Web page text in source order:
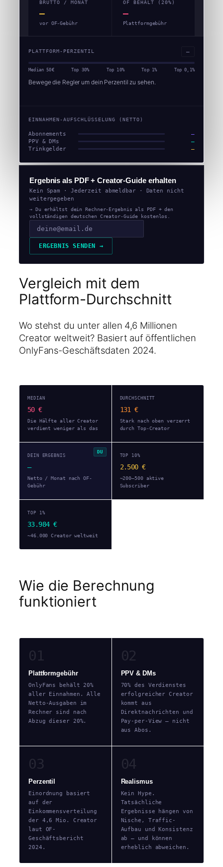
BRUTTO / MONAT
—
vor OF-Gebühr
OF BEHÄLT (20%)
—
Plattformgebühr
PLATTFORM-PERZENTIL —
Median 50€ Top 30% Top 10% Top 1% Top 0,1%
Bewege die Regler um dein Perzentil zu sehen.
EINNAHMEN-AUFSCHLÜSSELUNG (NETTO)
Abonnements
—
PPV & DMs
—
Trinkgelder
—
Ergebnis als PDF + Creator-Guide erhalten
Kein Spam · Jederzeit abmeldbar · Daten nicht
weitergegeben
→ Du erhältst dein Rechner-Ergebnis als PDF + den
vollständigen deutschen Creator-Guide kostenlos.
ERGEBNIS SENDEN →
Vergleich mit dem
Plattform-Durchschnitt
Wo stehst du unter allen 4,6 Millionen
Creator weltweit? Basiert auf öffentlichen
OnlyFans-Geschäftsdaten 2024.
MEDIAN
50 €
Die Hälfte aller Creator
verdient weniger als das
DURCHSCHNITT
131 €
Stark nach oben verzerrt
durch Top-Creator
DEIN ERGEBNIS
—
Netto / Monat nach OF-
Gebühr
TOP 10%
2.500 €
~200–500 aktive
Subscriber
TOP 1%
33.984 €
~46.000 Creator weltweit
Wie die Berechnung
funktioniert
01
Plattformgebühr
OnlyFans behält 20%
aller Einnahmen. Alle
Netto-Ausgaben im
Rechner sind nach
Abzug dieser 20%.
02
PPV & DMs
70% des Verdienstes
erfolgreicher Creator
kommt aus
Direktnachrichten und
Pay-per-View — nicht
aus Abos.
03
Perzentil
Einordnung basiert
auf der
Einkommensverteilung
der 4,6 Mio. Creator
laut OF-
Geschäftsbericht
2024.
04
Realismus
Kein Hype.
Tatsächliche
Ergebnisse hängen von
Nische, Traffic-
Aufbau und Konsistenz
ab — und können
erheblich abweichen.